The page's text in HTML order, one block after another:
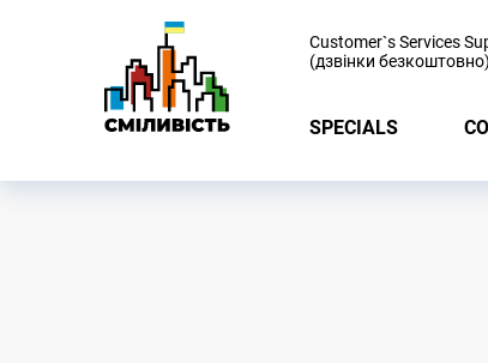
Customer`s Services
(дзвінки безкоштовно)
SPECIALS